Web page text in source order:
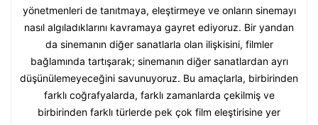
yönetmenleri de tanıtmaya, eleştirmeye ve onların sinemayı
nasıl algıladıklarını kavramaya gayret ediyoruz. Bir yandan
da sinemanın diğer sanatlarla olan ilişkisini, filmler
bağlamında tartışarak; sinemanın diğer sanatlardan ayrı
düşünülemeyeceğini savunuyoruz. Bu amaçlarla, birbirinden
farklı coğrafyalarda, farklı zamanlarda çekilmiş ve
birbirinden farklı türlerde pek çok film eleştirisine yer